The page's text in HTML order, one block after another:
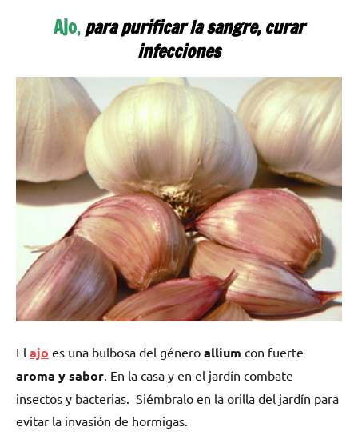
Ajo,para purificar la sangre, curar
infecciones
El ajo es una bulbosa del género allium con fuerte
aroma y sabor . En la casa y en el jardín combate
insectos y bacterias. Siémbralo en la orilla del jardín para
evitar la invasión de hormigas.